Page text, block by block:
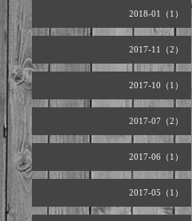
2018-01（1）
2017-11（2）
2017-10（1）
2017-07（2）
2017-06（1）
2017-05（1）